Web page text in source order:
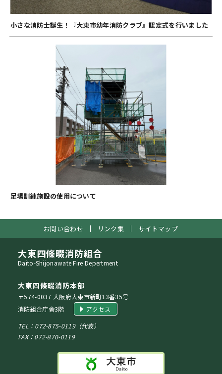
小さな消防士誕生！『大東市幼年消防クラブ』認定式を行いました
足場訓練施設の使用について
お問い合わせ リンク集 サイトマップ
大東四條畷消防組合
Daito-Shijonawate Fire Depertment
大東四條畷消防本部
〒574-0037 大阪府大東市新町13番35号
消防組合庁舎3階
アクセス
TEL：072-875-0119（代表）
FAX：072-870-0119